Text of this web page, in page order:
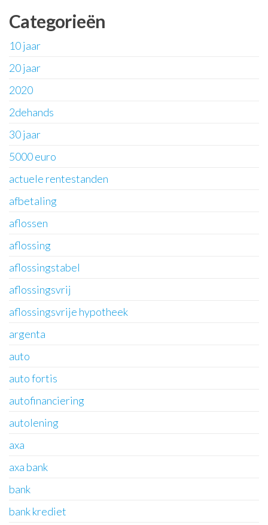
Categorieën
10 jaar
20 jaar
2020
2dehands
30 jaar
5000 euro
actuele rentestanden
afbetaling
aflossen
aflossing
aflossingstabel
aflossingsvrij
aflossingsvrije hypotheek
argenta
auto
auto fortis
autofinanciering
autolening
axa
axa bank
bank
bank krediet